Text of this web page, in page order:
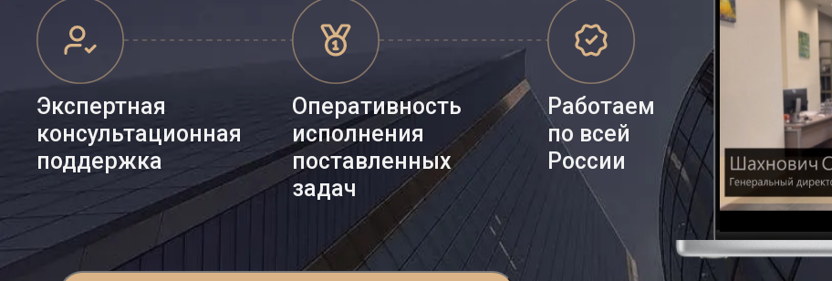
Экспертная
консультационная
поддержка
Оперативность
исполнения
поставленных
задач
Работаем
по всей
России